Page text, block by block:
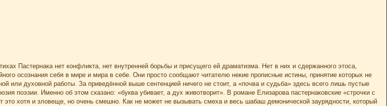
Пастернака нет конфликта, нет внутренней борьбы и присущего ей драматизма. Нет в них и сдержанного этоса,
осознания себя в мире и мира в себе. Они просто сообщают читателю некие прописные истины, принятие которых не
или духовной работы. За приведённой выше сентенцией ничего не стоит, а «почва и судьба» здесь всего лишь пустые
поэзии. Именно об этом сказано: «буква убивает, а дух животворит». В романе Елизарова пастернаковские «строчки с
это хотя и зловеще, но очень смешно. Как не может не вызывать смеха и весь шабаш демонической заурядности, который